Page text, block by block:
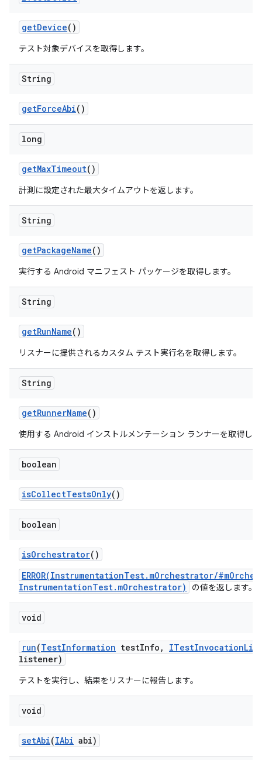
getDevice()
テスト対象デバイスを取得します。
String
getForceAbi()
long
getMaxTimeout()
計測に設定された最大タイムアウトを返します。
String
getPackageName()
実行する Android マニフェスト パッケージを取得します。
String
getRunName()
リスナーに提供されるカスタム テスト実行名を取得します。
String
getRunnerName()
使用する Android インストルメンテーション ランナーを取得し
boolean
isCollectTestsOnly()
boolean
isOrchestrator()
ERROR(InstrumentationTest.mOrchestrator/
InstrumentationTest.mOrchestrator)
の値を返します。
void
run(TestInformation testInfo , ITestInvocation
listener)
テストを実行し、結果をリスナーに報告します。
void
setAbi(IAbi abi)